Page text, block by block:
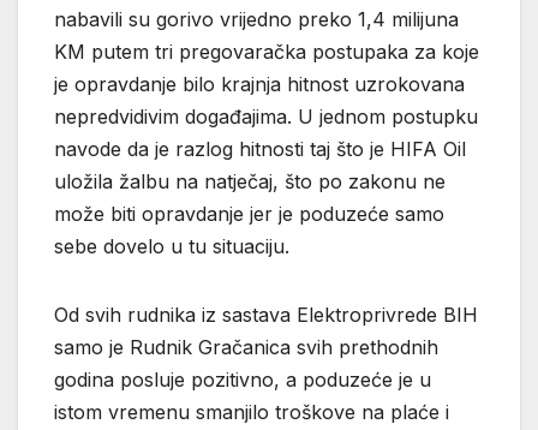
nabavili su gorivo vrijedno preko 1,4 milijuna
KM putem tri pregovaračka postupaka za koje
je opravdanje bilo krajnja hitnost uzrokovana
nepredvidivim događajima. U jednom postupku
navode da je razlog hitnosti taj što je HIFA Oil
uložila žalbu na natječaj, što po zakonu ne
može biti opravdanje jer je poduzeće samo
sebe dovelo u tu situaciju.
Od svih rudnika iz sastava Elektroprivrede BIH
samo je Rudnik Gračanica svih prethodnih
godina posluje pozitivno, a poduzeće je u
istom vremenu smanjilo troškove na plaće i